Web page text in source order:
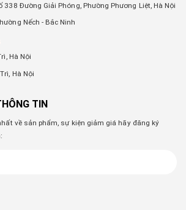
338 Đường Giải Phóng, Phường Phương Liệt, Hà Nội
Nếch - Bắc Ninh
Hà Nội
Hà Nội
TIN
về sản phẩm, sự kiện giảm giá hãy đăng ký